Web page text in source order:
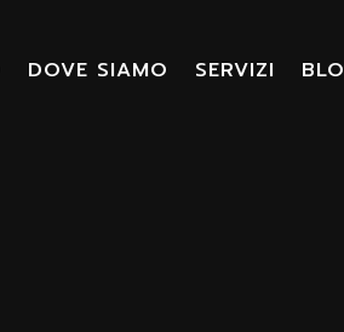
DOVE SIAMO SERVIZI